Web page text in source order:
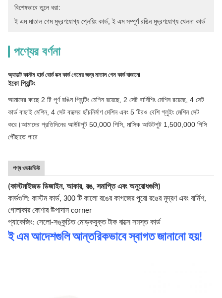
বিশেষভাবে তুলে ধরা:
ই এম মাতাল গেম মুদ্রণযোগ্য প্লেয়িং কার্ড, ই এম সম্পূর্ণ রঙিন মুদ্রণযোগ্য খেলনা কার্ড
পণ্যের বর্ণনা
অ্যাডাল্ট কাস্টম হার্ড বোর্ড বক্স কার্ড গেমের জন্য মাতাল গেম কার্ড বাজানো
ইকো প্রিন্টিং
আমাদের কাছে 2 টি পূর্ণ রঙিন প্রিন্টিং মেশিন রয়েছে, 2 সেট বার্নিশিং মেশিন রয়েছে, 4 সেট
কার্ড বাছাই মেশিন, 4 সেট বাক্সের ছাঁচনির্মাণ মেশিন এবং 5 টিরও বেশি গ্লুইং মেশিন সেট
করে।আমাদের প্রতিদিনের আউটপুট 50,000 পিসি, মাসিক আউটপুট 1,500,000 পিসি
পৌঁছাতে পারে
পণ্য ওভারভিউ
(কাস্টমাইজড ডিজাইন, আকার, রঙ, সমাপ্তি এবং অনুরোধগুলি)
কার্ডগুলি: কাস্টম কার্ড, 300 টি কালো রঙের কাগজের পুরো রঙের মুদ্রণ এবং বার্নিশ,
গোলাকার কোণার উপাদান corner
প্যাকেজিং: সেলো-সঙ্কুচিত মোড়কযুক্ত টাক বাক্সে সমস্ত কার্ড
ই এম আদেশগুলি আন্তরিকভাবে স্বাগত জানানো হয়!